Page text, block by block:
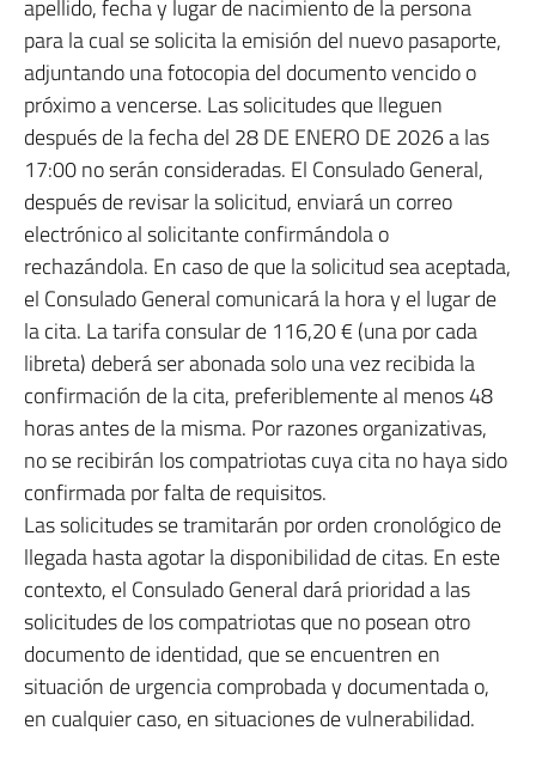
apellido, fecha y lugar de nacimiento de la persona
para la cual se solicita la emisión del nuevo pasaporte,
adjuntando una fotocopia del documento vencido o
próximo a vencerse. Las solicitudes que lleguen
después de la fecha del 28 DE ENERO DE 2026 a las
17:00 no serán consideradas. El Consulado General,
después de revisar la solicitud, enviará un correo
electrónico al solicitante confirmándola o
rechazándola. En caso de que la solicitud sea aceptada,
el Consulado General comunicará la hora y el lugar de
la cita. La tarifa consular de 116,20 € (una por cada
libreta) deberá ser abonada solo una vez recibida la
confirmación de la cita, preferiblemente al menos 48
horas antes de la misma. Por razones organizativas,
no se recibirán los compatriotas cuya cita no haya sido
confirmada por falta de requisitos.
Las solicitudes se tramitarán por orden cronológico de
llegada hasta agotar la disponibilidad de citas. En este
contexto, el Consulado General dará prioridad a las
solicitudes de los compatriotas que no posean otro
documento de identidad, que se encuentren en
situación de urgencia comprobada y documentada o,
en cualquier caso, en situaciones de vulnerabilidad.